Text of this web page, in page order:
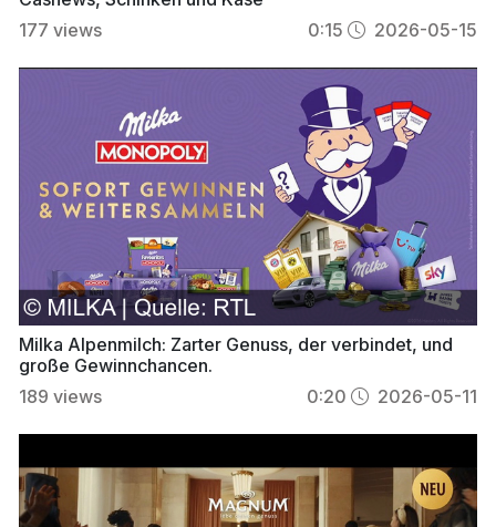
177 views 0:15 2026-05-15
Milka Alpenmilch: Zarter Genuss, der verbindet, und
große Gewinnchancen.
189 views 0:20 2026-05-11